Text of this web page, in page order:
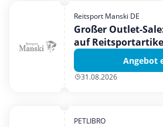
Urlaub & Reise
Reitsport Manski DE
Großer Outlet-
auf
Angebot
31.08.2026
PETLIBRO